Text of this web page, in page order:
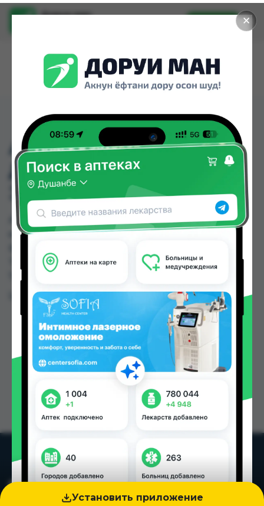
✕
Установить приложение
Доруи ман
Установить
АП.КОРОНА ДЛЯ
ДАРСОНВАЛИЗАЦИИ
ЭЛАД
АП.КОРОНА ДЛЯ ДАРСОНВАЛИЗАЦИИ ЭЛАД
можно купить или заказать в аптеках, Дору
TJS до 1840.00 TJS в Душанбе и других городах
Цена: от
300.00 TJS